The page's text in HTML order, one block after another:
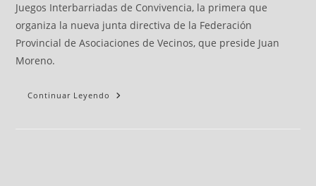
Juegos Interbarriadas de Convivencia, la primera que
organiza la nueva junta directiva de la Federación
Provincial de Asociaciones de Vecinos, que preside Juan
Moreno.
Continuar Leyendo